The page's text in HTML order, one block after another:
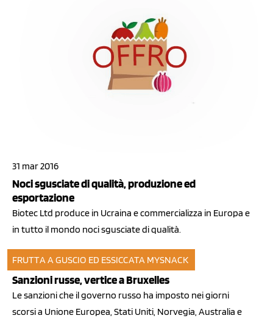
31 mar 2016
Noci sgusciate di qualità, produzione ed
esportazione
Biotec Ltd produce in Ucraina e commercializza in Europa e
in tutto il mondo noci sgusciate di qualità.
FRUTTA A GUSCIO ED ESSICCATA MYSNACK
11 ago 2014
Sanzioni russe, vertice a Bruxelles
Le sanzioni che il governo russo ha imposto nei giorni
scorsi a Unione Europea, Stati Uniti, Norvegia, Australia e